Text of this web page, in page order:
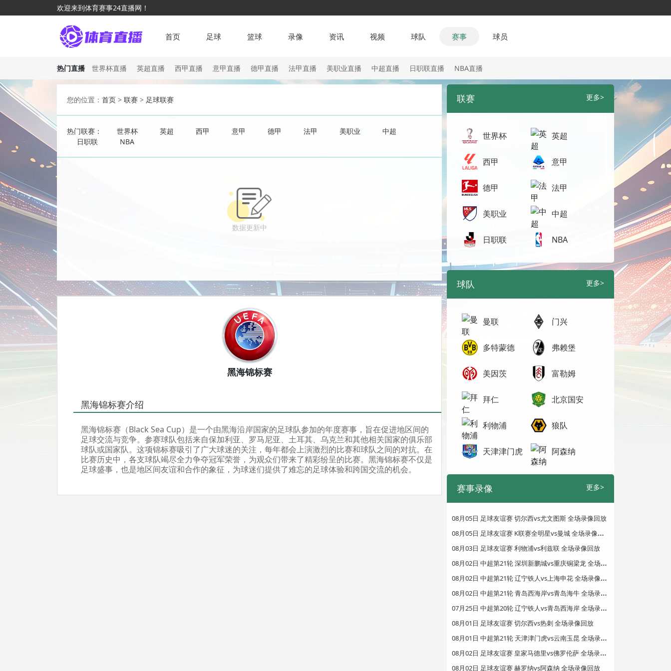
欢迎来到体育赛事24直播网！
首页 足球 篮球 录像 资讯 视频 球队 赛事 球员
热门直播 世界杯直播 英超直播 西甲直播 意甲直播 德甲直播 法甲直播 美职业直播 中超直播 日职联直播 NBA直播
您的位置： 首页 > 联赛 > 足球联赛
热门联赛： 世界杯 英超 西甲 意甲 德甲 法甲 美职业
中超
日职联
NBA
数据更新中
黑海锦标赛
黑海锦标赛介绍
黑海锦标赛（Black Sea Cup）是一个由黑海沿岸国家的足球队参加的年度赛事，旨在促进地区间的
足球交流与竞争。参赛球队包括来自保加利亚、罗马尼亚、土耳其、乌克兰和其他相关国家的俱乐部
球队或国家队。这项锦标赛吸引了广大球迷的关注，每年都会上演激烈的比赛和球队之间的对抗。在
比赛历史中，各支球队竭尽全力争夺冠军荣誉，为观众们带来了精彩纷呈的比赛。黑海锦标赛不仅是
足球盛事，也是地区间友谊和合作的象征，为球迷们提供了难忘的足球体验和跨国交流的机会。
联赛 更多>
世界杯 英超
西甲 意甲
德甲 法甲
美职业 中超
日职联 NBA
球队 更多>
曼联 门兴
多特蒙德 弗赖堡
美因茨 富勒姆
拜仁 北京国安
利物浦 狼队
天津津门虎 阿森纳
赛事录像 更多>
08月05日 足球友谊赛 切尔西vs尤文图斯 全场录像回放
0
8月05日 足球友谊赛 K联赛全明星vs曼城 全场录像回放
08月03日 足球友谊赛 利物浦vs利兹联 全场录像回放
0
8月02日 中超第21轮 深圳新鹏城vs重庆铜梁龙 全场录像回放
0
8月02日 中超第21轮 辽宁铁人vs上海申花 全场录像回放
0
8月02日 中超第21轮 青岛西海岸vs青岛海牛 全场录像回放
0
7月25日 中超第20轮 辽宁铁人vs青岛西海岸 全场录像回放
08月01日 足球友谊赛 切尔西vs热刺 全场录像回放
0
8月01日 中超第21轮 天津津门虎vs云南玉昆 全场录像回放
0
8月02日 足球友谊赛 皇家马德里vs佛罗伦萨 全场录像回放
08月02日 足球友谊赛 赫罗纳vs阿森纳 全场录像回放